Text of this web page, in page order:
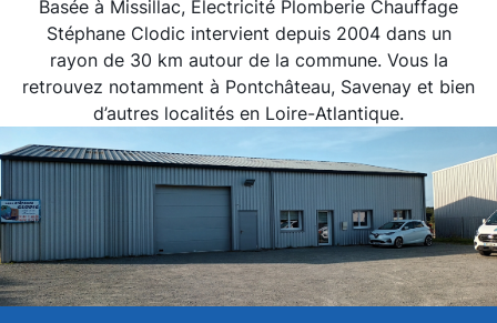
Basée à Missillac, Électricité Plomberie Chauffage
Stéphane Clodic intervient depuis 2004 dans un
rayon de 30 km autour de la commune. Vous la
retrouvez notamment à Pontchâteau, Savenay et bien
d’autres localités en Loire-Atlantique.